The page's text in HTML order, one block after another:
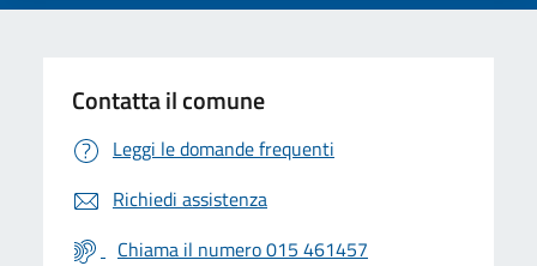
Contatta il comune
Leggi le domande frequenti
Richiedi assistenza
Chiama il numero 015 461457